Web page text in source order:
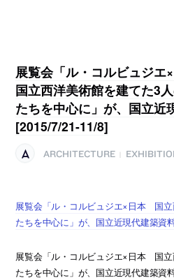
展覧会「ル・コルビュジエ
国立西洋美術館を建てた3
たちを中心に」が、国立近
[2015/7/21-11/8]
ARCHITECTURE
展覧会「ル・コルビュジエ×日本 国
たちを中心に」が、国立近現代建築資
展覧会「ル・コルビュジエ×日本 国
たちを中心に」が、国立近現代建築資